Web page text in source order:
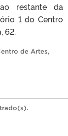
restante da
1 do Centro
62.
de Artes,